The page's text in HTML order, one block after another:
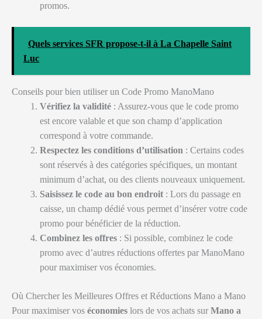
promos.
Quels services SFR propose-t-il à La Chapelle Saint
Luc
Conseils pour bien utiliser un Code Promo ManoMano
Vérifiez la validité : Assurez-vous que le code promo
est encore valable et que son champ d’application
correspond à votre commande.
Respectez les conditions d’utilisation : Certains codes
sont réservés à des catégories spécifiques, un montant
minimum d’achat, ou des clients nouveaux uniquement.
Saisissez le code au bon endroit : Lors du passage en
caisse, un champ dédié vous permet d’insérer votre code
promo pour bénéficier de la réduction.
Combinez les offres : Si possible, combinez le code
promo avec d’autres réductions offertes par ManoMano
pour maximiser vos économies.
Où Chercher les Meilleures Offres et Réductions Mano a Mano
Pour maximiser vos économies lors de vos achats sur Mano a